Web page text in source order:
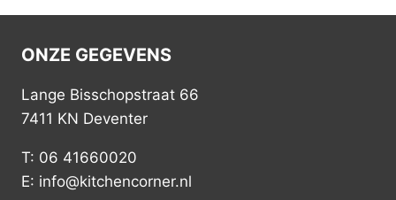
ONZE GEGEVENS
Lange Bisschopstraat 66
7411 KN Deventer
T: 06 41660020
E: info@kitchencorner.nl